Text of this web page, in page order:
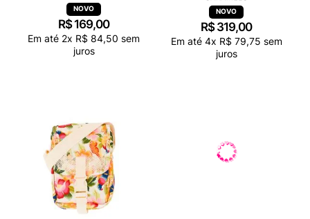
R$ 169,00
Em até 2x R$ 84,50 sem
juros
R$ 319,00
Em até 4x R$ 79,75 sem
juros